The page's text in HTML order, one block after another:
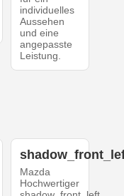
individuelles
Aussehen
und eine
angepasste
Leistung.
Mazda
Hochwertiger